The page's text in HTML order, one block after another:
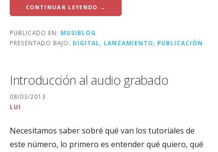
CONTINUAR LEYENDO →
PUBLICADO EN: MUSIBLOG
PRESENTADO BAJO: DIGITAL LANZAMIENTO PUBLICACIÓN
Introducción al audio grabado
08/03/2013
LUI
Necesitamos saber sobré qué van los tutoriales de
este número, lo primero es entender qué quiero, qué